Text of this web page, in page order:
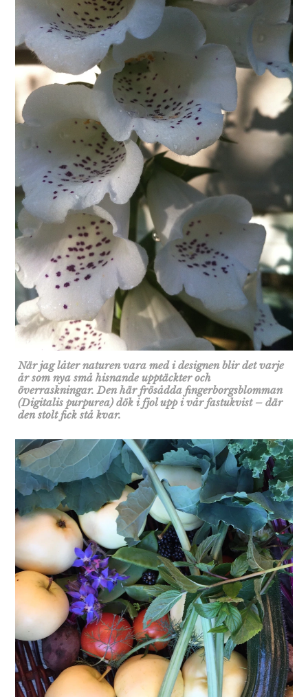
När jag låter naturen vara med i designen blir det varje
år som nya små hisnande upptäckter och
överraskningar. Den här frösådda fingerborgsblomman
(Digitalis purpurea) dök i fjol upp i vår fastukvist – där
den stolt fick stå kvar.